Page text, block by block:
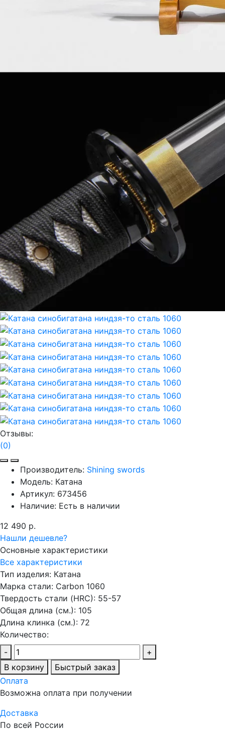
Отзывы:
(0)
Производитель: Shining swords
Модель: Катана
Артикул: 673456
Наличие: Есть в наличии
12 490 р.
Нашли дешевле?
Основные характеристики
Все характеристики
Тип изделия: Катана
Марка стали: Carbon 1060
Твердость стали (HRC): 55-57
Общая длина (см.): 105
Длина клинка (см.): 72
Количество:
-
+
В корзину
Быстрый заказ
Оплата
Возможна оплата при получении
Доставка
По всей России